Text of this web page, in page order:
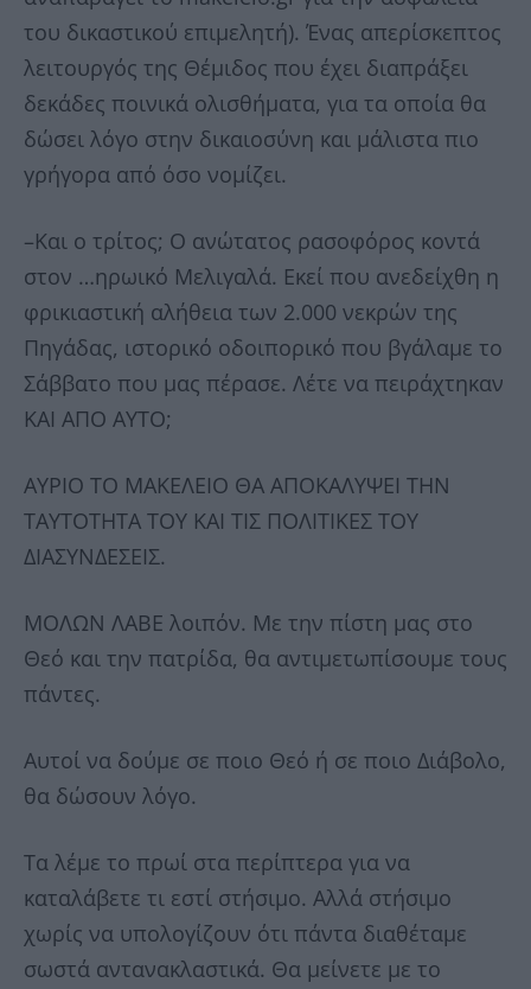
του δικαστικού επιμελητή). Ένας απερίσκεπτος
λειτουργός της Θέμιδος που έχει διαπράξει
δεκάδες ποινικά ολισθήματα, για τα οποία θα
δώσει λόγο στην δικαιοσύνη και μάλιστα πιο
γρήγορα από όσο νομίζει.
–Και ο τρίτος; Ο ανώτατος ρασοφόρος κοντά
στον …ηρωικό Μελιγαλά. Εκεί που ανεδείχθη η
φρικιαστική αλήθεια των 2.000 νεκρών της
Πηγάδας, ιστορικό οδοιπορικό που βγάλαμε το
Σάββατο που μας πέρασε. Λέτε να πειράχτηκαν
ΚΑΙ ΑΠΟ ΑΥΤΟ;
ΑΥΡΙΟ ΤΟ ΜΑΚΕΛΕΙΟ ΘΑ ΑΠΟΚΑΛΥΨΕΙ ΤΗΝ
ΤΑΥΤΟΤΗΤΑ ΤΟΥ ΚΑΙ ΤΙΣ ΠΟΛΙΤΙΚΕΣ ΤΟΥ
ΔΙΑΣΥΝΔΕΣΕΙΣ.
ΜΟΛΩΝ ΛΑΒΕ λοιπόν. Με την πίστη μας στο
Θεό και την πατρίδα, θα αντιμετωπίσουμε τους
πάντες.
Αυτοί να δούμε σε ποιο Θεό ή σε ποιο Διάβολο,
θα δώσουν λόγο.
Τα λέμε το πρωί στα περίπτερα για να
καταλάβετε τι εστί στήσιμο. Αλλά στήσιμο
χωρίς να υπολογίζουν ότι πάντα διαθέταμε
σωστά αντανακλαστικά. Θα μείνετε με το